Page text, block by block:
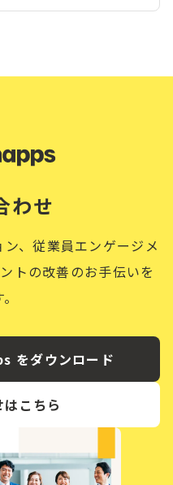
わせ
、従業員エンゲージメ
トの改善のお手伝いを
をダウンロード
こちら